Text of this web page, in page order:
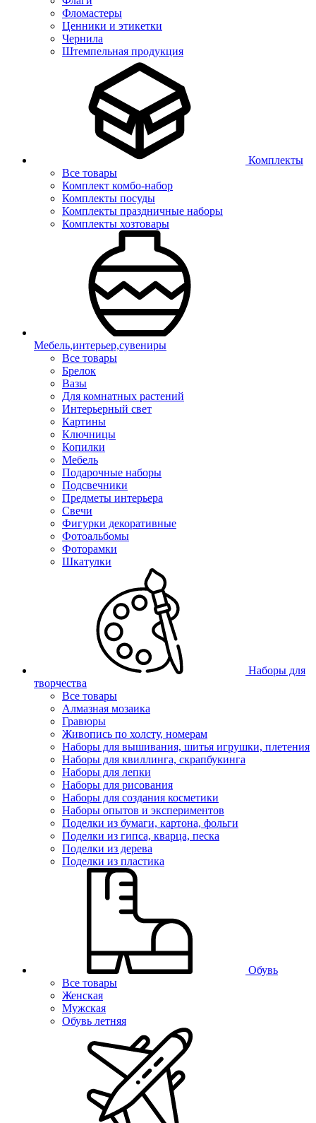
Фломастеры
Ценники и этикетки
Чернила
Штемпельная продукция
Комплекты
Все товары
Комплект комбо-набор
Комплекты посуды
Комплекты праздничные наборы
Комплекты хозтовары
Мебель,интерьер,сувениры
Все товары
Брелок
Вазы
Для комнатных растений
Интерьерный свет
Картины
Ключницы
Копилки
Мебель
Подарочные наборы
Подсвечники
Предметы интерьера
Свечи
Фигурки декоративные
Фотоальбомы
Фоторамки
Шкатулки
Наборы для
творчества
Все товары
Алмазная мозаика
Гравюры
Живопись по холсту, номерам
Наборы для вышивания, шитья игрушки, плетения
Наборы для квиллинга, скрапбукинга
Наборы для лепки
Наборы для рисования
Наборы для создания косметики
Наборы опытов и экспериментов
Поделки из бумаги, картона, фольги
Поделки из гипса, кварца, песка
Поделки из дерева
Поделки из пластика
Обувь
Все товары
Женская
Мужская
Обувь летняя